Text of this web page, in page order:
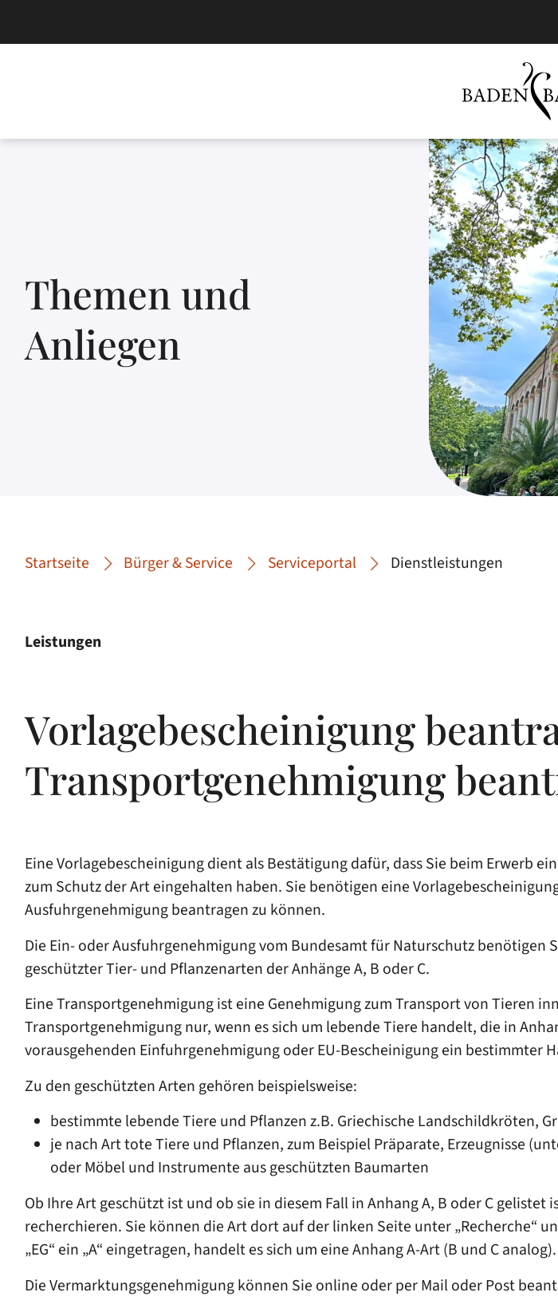
Themen und
Anliegen
Startseite Bürger & Service Serviceportal Dienstleistungen
Leistungen
Vorlagebescheinigung
Transportgenehmigung
Eine Vorlagebescheinigung dient als Bestätigung dafür, dass Sie beim Erwerb
zum Schutz der Art eingehalten haben. Sie benötigen eine
Ausfuhrgenehmigung beantragen zu können.
Die Ein- oder Ausfuhrgenehmigung vom Bundesamt für Naturschutz
geschützter Tier- und Pflanzenarten der Anhänge A, B oder C.
Eine Transportgenehmigung ist eine Genehmigung zum Transport von Tieren
Transportgenehmigung nur, wenn es sich um lebende Tiere handelt, die in
vorausgehenden Einfuhrgenehmigung oder EU-Bescheinigung ein bestimmter
Zu den geschützten Arten gehören beispielsweise:
bestimmte lebende Tiere und Pflanzen z.B. Griechische Landschildkröten,
je nach Art tote Tiere und Pflanzen, zum Beispiel Präparate, Erzeugnisse
oder Möbel und Instrumente aus geschützten Baumarten
Ob Ihre Art geschützt ist und ob sie in diesem Fall in Anhang A, B oder C gelistet
recherchieren. Sie können die Art dort auf der linken Seite unter „Recherche“
„EG“ ein „A“ eingetragen, handelt es sich um eine Anhang A-Art (B und C analog).
Die Vermarktungsgenehmigung können Sie online oder per Mail oder Post